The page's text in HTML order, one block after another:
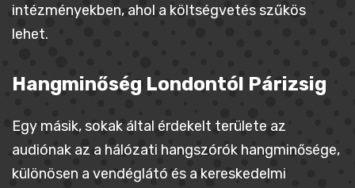
intézményekben, ahol a költségvetés szűkös
lehet.
Hangminőség Londontól Párizsig
Egy másik, sokak által érdekelt területe az
audiónak az a hálózati hangszórók hangminősége,
különösen a vendéglátó és a kereskedelmi